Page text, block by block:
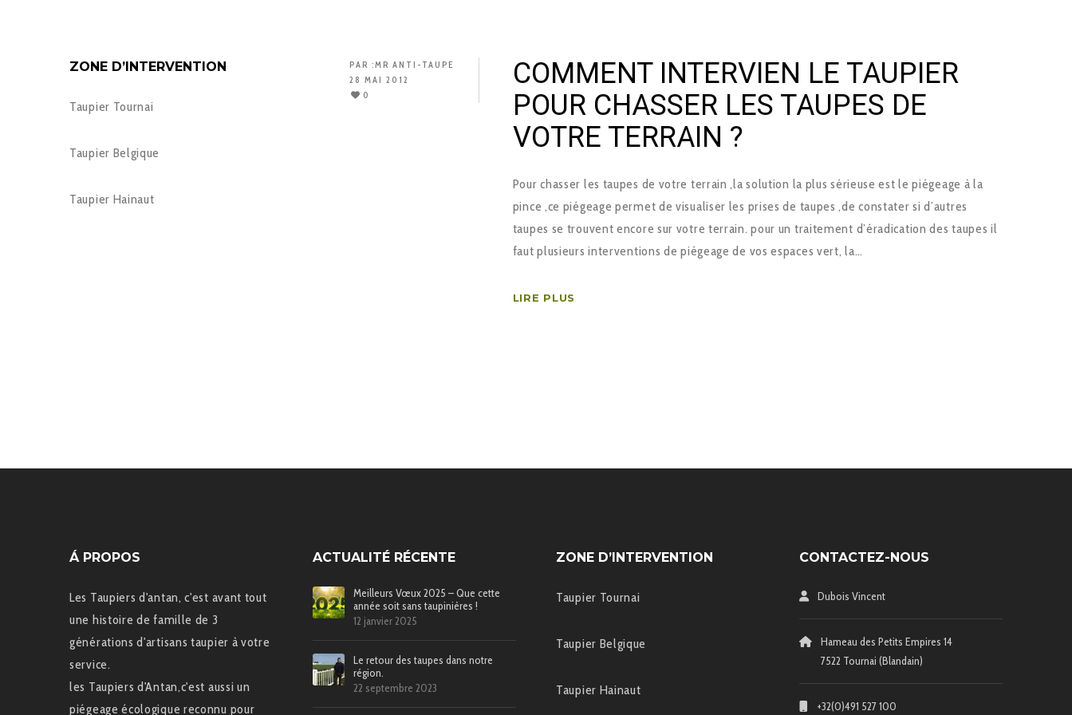
PAR :MR ANTI-TAUPE
28 MAI 2012
0
COMMENT INTERVIEN LE TAUPIER
POUR CHASSER LES TAUPES DE
VOTRE TERRAIN ?
Pour chasser les taupes de votre terrain ,la solution la plus sérieuse est le piégeage à la
pince ,ce piégeage permet de visualiser les prises de taupes ,de constater si d’autres
taupes se trouvent encore sur votre terrain. pour un traitement d’éradication des taupes il
faut plusieurs interventions de piégeage de vos espaces vert, la…
LIRE PLUS
ZONE D’INTERVENTION
Taupier Tournai
Taupier Belgique
Taupier Hainaut
Á PROPOS
Les Taupiers d'antan, c'est avant tout
une histoire de famille de 3
générations d'artisans taupier à votre
service.
les Taupiers d'Antan,c'est aussi un
piégeage écologique reconnu pour
ACTUALITÉ RÉCENTE
Meilleurs Vœux 2025 – Que cette
année soit sans taupinières !
12 janvier 2025
Le retour des taupes dans notre
région.
22 septembre 2023
ZONE D’INTERVENTION
Taupier Tournai
Taupier Belgique
Taupier Hainaut
CONTACTEZ-NOUS
Dubois Vincent
Hameau des Petits Empires 14
7522 Tournai (Blandain)
+32(0)491 527 100